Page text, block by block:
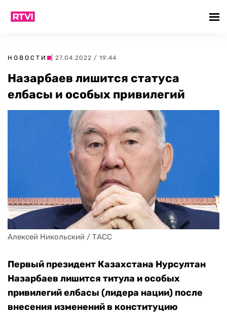
НОВОСТИ | 27.04.2022 / 19:44
Назарбаев лишится статуса
елбасы и особых привилегий
Алексей Никольский / ТАСС
Первый президент Казахстана Нурсултан
Назарбаев лишится титула и особых
привилегий елбасы (лидера нации) после
внесения изменений в конституцию